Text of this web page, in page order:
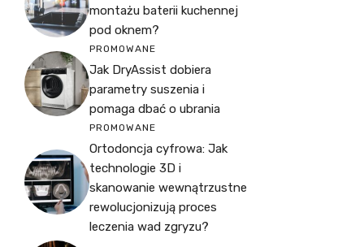
montażu baterii kuchennej
pod oknem?
PROMOWANE
Jak DryAssist dobiera
parametry suszenia i
pomaga dbać o ubrania
PROMOWANE
Ortodoncja cyfrowa: Jak
technologie 3D i
skanowanie wewnątrzustne
rewolucjonizują proces
leczenia wad zgryzu?